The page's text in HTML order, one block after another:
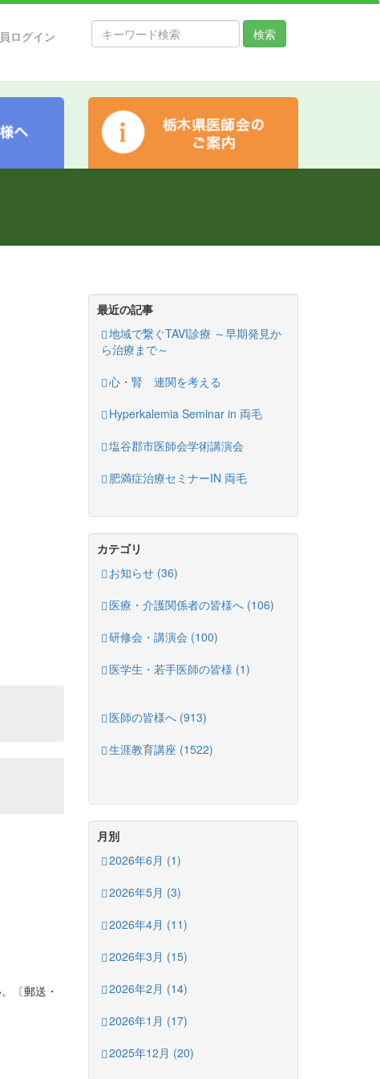
検索
ログイン
〔郵送・
最近の記事
地域で繋ぐTAVI診療 ～早期発見か
ら治療まで～
心・腎 連関を考える
Hyperkalemia Seminar in 両毛
塩谷郡市医師会学術講演会
肥満症治療セミナーIN 両毛
カテゴリ
お知らせ (36)
医療・介護関係者の皆様へ (106)
研修会・講演会 (100)
医学生・若手医師の皆様 (1)
医師の皆様へ (913)
生涯教育講座 (1522)
月別
2026年6月 (1)
2026年5月 (3)
2026年4月 (11)
2026年3月 (15)
2026年2月 (14)
2026年1月 (17)
2025年12月 (20)